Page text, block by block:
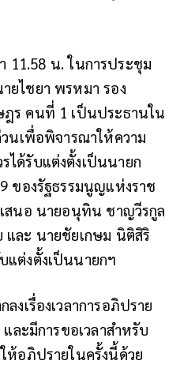
11.58 น. ในการประชุม
ไชยา พรหมา รอง
ร คนที่ 1 เป็นประธานใน
วนเพื่อพิจารณาให้ความ
ได้รับแต่งตั้งเป็นนายก
ของรัฐธรรมนูญแห่งราช
สนอ นายอนุทิน ชาญวีรกูล
ละ นายชัยเกษม นิติสิริ
แต่งตั้งเป็นนายกฯ
งเรื่องเวลาการอภิปราย
ละมีการขอเวลาสำหรับ
ห้อภิปรายในครั้งนี้ด้วย